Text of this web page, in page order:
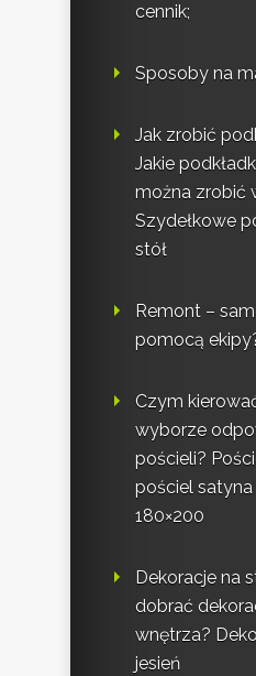
cennik;
Sposoby na
Jak zrobić
Jakie
można zrobić
Szydełkowe
stół
Remont –
pomocą
Czym
wyborze
pościeli?
pościel satyna
180×200
Dekoracje na
dobrać
wnętrza?
jesień